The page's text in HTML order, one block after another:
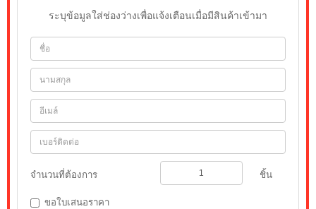
ระบุข้อมูลใส่ช่องว่างเพื่อแจ้งเตือนเมื่อมีสินค้าเข้ามา
จำนวนที่ต้องการ ชิ้น
ขอใบเสนอราคา